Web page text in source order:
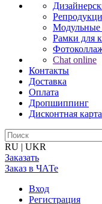
Модульные
Рамки для
Chat online
Контакты
Доставка
Оплата
Дропшиппинг
Дисконтная карта
RU | UKR
Заказать
Заказ в ЧАТе
Вход
Регистрация